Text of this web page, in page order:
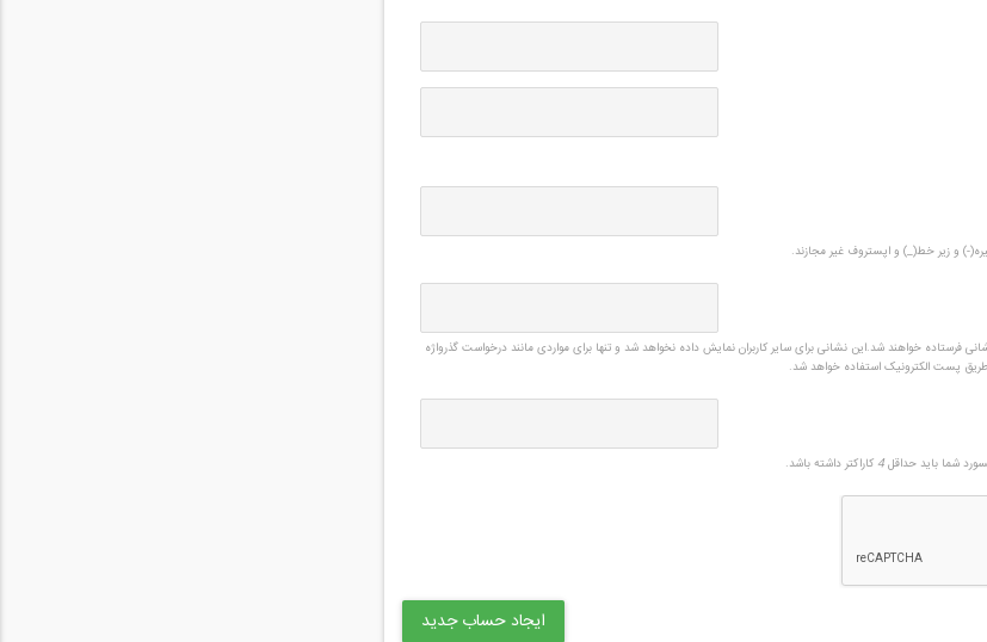
) و زیر خط(_) و اپستروف غیر مجازند.
فرستاده خواهند شد.این نشانی برای سایر کاربران نمایش داده نخواهد شد و تنها برای مواردی مانند درخواست گذرواژه
پست الکترونیک استفاده خواهد شد.
شما باید حداقل4 کاراکتر داشته باشد.